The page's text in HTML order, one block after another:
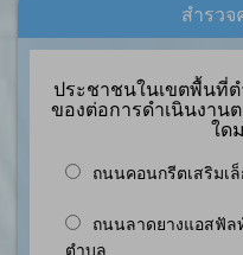
สำรว
ประชาชนในเขตพื้นที่
ของต่อการดำเนินงาน
ใด
ถนนคอนกรีตเสริมเ
ถนนลาดยางแอสฟัล
ตำบล